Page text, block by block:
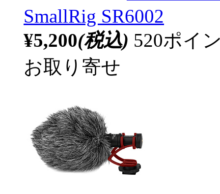
SmallRig SR6002
¥5,200(税込) 520ポイ
お取り寄せ